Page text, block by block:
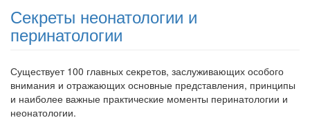
Секреты неонатологии и
перинатологии
Существует 100 главных секретов, заслуживающих особого
внимания и отра­жающих основные представления, принципы
и наиболее важные практические моменты перинатологии и
неонатологии.